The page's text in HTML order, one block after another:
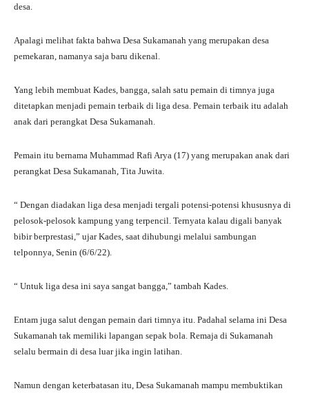
desa.
Apalagi melihat fakta bahwa Desa Sukamanah yang merupakan desa
pemekaran, namanya saja baru dikenal.
Yang lebih membuat Kades, bangga, salah satu pemain di timnya juga
ditetapkan menjadi pemain terbaik di liga desa. Pemain terbaik itu adalah
anak dari perangkat Desa Sukamanah.
Pemain itu bernama Muhammad Rafi Arya (17) yang merupakan anak dari
perangkat Desa Sukamanah, Tita Juwita.
“ Dengan diadakan liga desa menjadi tergali potensi-potensi khususnya di
pelosok-pelosok kampung yang terpencil. Ternyata kalau digali banyak
bibir berprestasi,” ujar Kades, saat dihubungi melalui sambungan
telponnya, Senin (6/6/22).
“ Untuk liga desa ini saya sangat bangga,” tambah Kades.
Entam juga salut dengan pemain dari timnya itu. Padahal selama ini Desa
Sukamanah tak memiliki lapangan sepak bola. Remaja di Sukamanah
selalu bermain di desa luar jika ingin latihan.
Namun dengan keterbatasan itu, Desa Sukamanah mampu membuktikan